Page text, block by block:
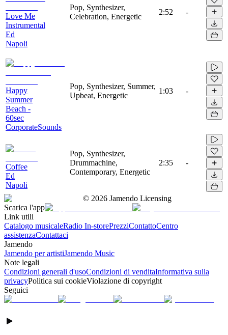
Love Me
Instrumental
Ed
Napoli
Pop, Synthesizer,
Celebration, Energetic
2:52 -
Happy
Summer
Beach -
60sec
CorporateSounds
Pop, Synthesizer, Summer,
Upbeat, Energetic
1:03 -
Coffee
Ed
Napoli
Pop, Synthesizer,
Drummachine,
Contemporary, Energetic
2:35 -
© 2026 Jamendo Licensing
Scarica l'app
Link utili
Catalogo musicaleRadio In-storePrezziContattoCentro
assistenzaContattaci
Jamendo
Jamendo per artistiJamendo Music
Note legali
Condizioni generali d'usoCondizioni di venditaInformativa sulla
privacyPolitica sui cookieViolazione di copyright
Seguici